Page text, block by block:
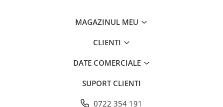
MAGAZINUL MEU
CLIENTI
DATE COMERCIALE
SUPORT CLIENTI
0722 354 191